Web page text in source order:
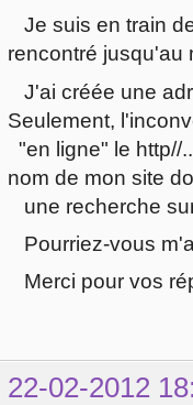
Je suis en train
rencontré jusqu'au
J'ai créée une
Seulement,
"en ligne" le http//
nom de mon site
une recherche
Pourriez-vous
Merci pour vos
22-02-2012